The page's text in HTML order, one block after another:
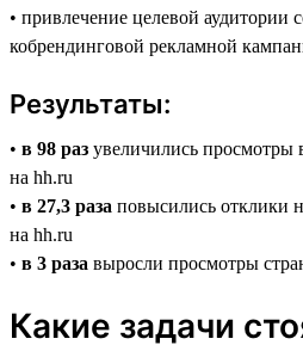
• привлечение целевой аудитории
кобрендинговой рекламной
Результаты:
• в 98 раз увеличились просмотры
на hh.ru
• в 27,3 раза повысились отклики
на hh.ru
• в 3 раза выросли просмотры
Какие задачи